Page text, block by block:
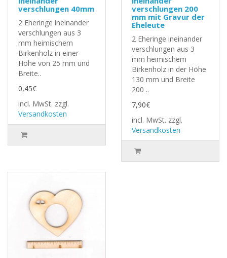
verschlungen 40mm
2 Eheringe ineinander
verschlungen aus 3
mm heimischem
Birkenholz in einer
Höhe von 25 mm und
Breite..
0,45€
incl. MwSt. zzgl.
Versandkosten
verschlungen 200
mm mit Gravur der
Eheleute
2 Eheringe ineinander
verschlungen aus 3
mm heimischem
Birkenholz in der Höhe
130 mm und Breite
200 ..
7,90€
incl. MwSt. zzgl.
Versandkosten